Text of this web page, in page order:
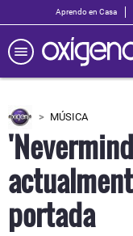
Aprendo en Casa
MÚSICA
portada